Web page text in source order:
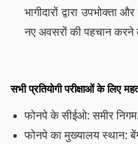
भागीदारों द्वारा उपभोक्ता
नए अवसरों की पहचान करने
सभी प्रतियोगी परीक्षाओं के लिए
फोनपे के सीईओ: समीर निगम.
फोनपे का मुख्यालय स्थान: